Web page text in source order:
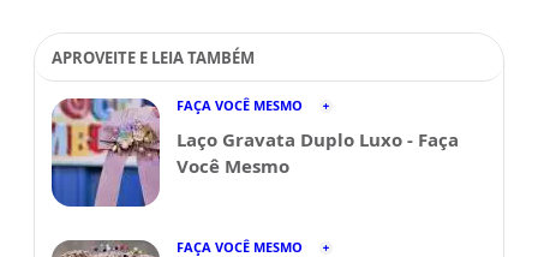
APROVEITE E LEIA TAMBÉM
FAÇA VOCÊ MESMO
Laço Gravata Duplo Luxo - Faça
Você Mesmo
FAÇA VOCÊ MESMO